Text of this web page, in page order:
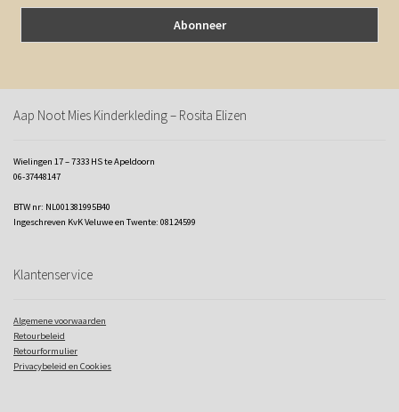
Aap Noot Mies Kinderkleding – Rosita Elizen
Wielingen 17 – 7333 HS te Apeldoorn
06-37448147
BTW nr: NL001381995B40
Ingeschreven KvK Veluwe en Twente: 08124599
Klantenservice
Algemene voorwaarden
Retourbeleid
Retourformulier
Privacybeleid en Cookies